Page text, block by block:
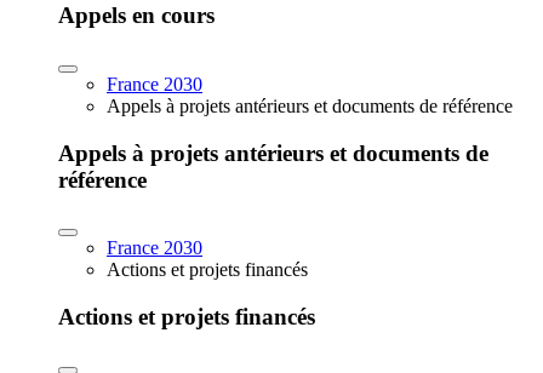
Appels en cours
France 2030
Appels à projets antérieurs et documents de référence
Appels à projets antérieurs et documents de
référence
France 2030
Actions et projets financés
Actions et projets financés